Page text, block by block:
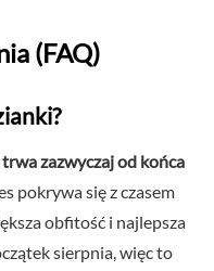
(FAQ)
zazwyczaj od końca
pokrywa się z czasem
obfitość i najlepsza
sierpnia, więc to